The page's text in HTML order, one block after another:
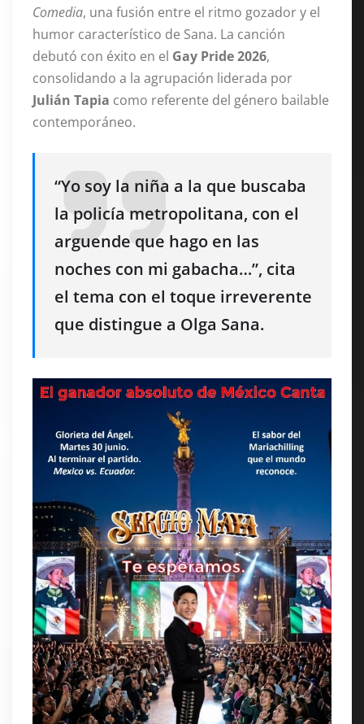
Comedia, una fusión entre el ritmo gozador y el
humor característico de Sana. La canción
debutó con éxito en el Gay Pride 2026,
consolidando a la agrupación liderada por
Julián Tapia como referente del género bailable
contemporáneo.
“Yo soy la niña a la que buscaba
la policía metropolitana, con el
arguende que hago en las
noches con mi gabacha…”, cita
el tema con el toque irreverente
que distingue a Olga Sana.